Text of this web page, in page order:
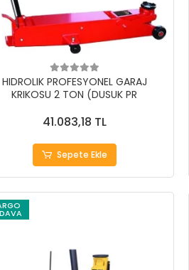
HIDROLIK PROFESYONEL GARAJ
KRIKOSU 2 TON (DUSUK PR
41.083,18 TL
Sepete Ekle